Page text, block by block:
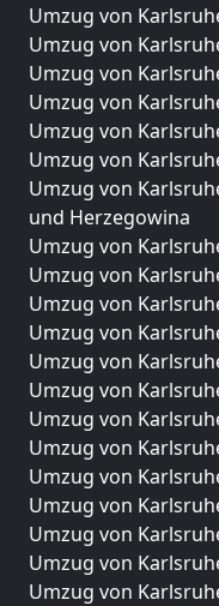
Umzug von
Umzug von
Umzug von
Umzug von
Umzug von
Umzug von
Umzug von
und Herzegowina
Umzug von
Umzug von
Umzug von
Umzug von
Umzug von
Umzug von
Umzug von
Umzug von
Umzug von
Umzug von
Umzug von
Umzug von
Umzug von